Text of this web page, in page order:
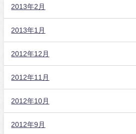
2013年2月
2013年1月
2012年12月
2012年11月
2012年10月
2012年9月